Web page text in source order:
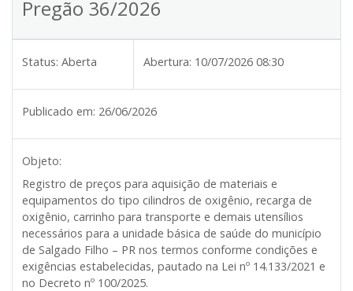
Pregão 36/2026
Status: Aberta Abertura: 10/07/2026 08:30
Publicado em: 26/06/2026
Objeto:
Registro de preços para aquisição de materiais e
equipamentos do tipo cilindros de oxigênio, recarga de
oxigênio, carrinho para transporte e demais utensílios
necessários para a unidade básica de saúde do município
de Salgado Filho – PR nos termos conforme condições e
exigências estabelecidas, pautado na Lei nº 14.133/2021 e
no Decreto nº 100/2025.